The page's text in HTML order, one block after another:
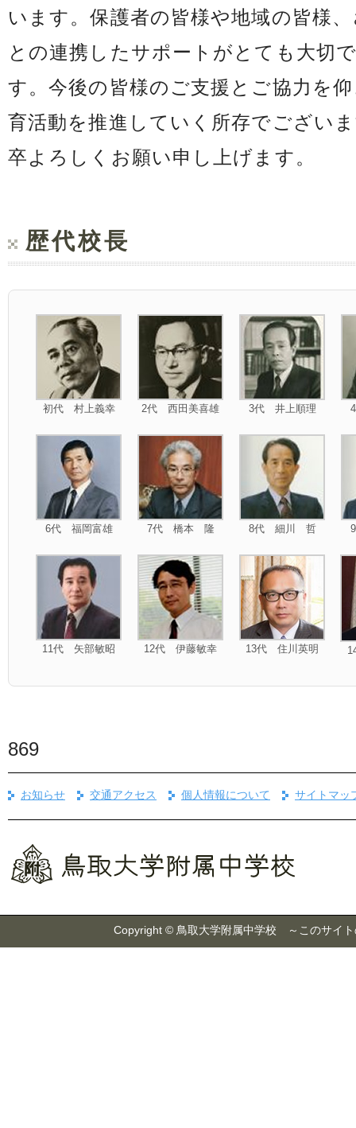
います。保護者の皆様や地域の皆様
との連携したサポートがとても大切
す。今後の皆様のご支援とご協力を
育活動を推進していく所存でござい
卒よろしくお願い申し上げます。
歴代校長
初代 村上義幸 2代 西田美喜雄 3代 井上順理
6代 福岡富雄 7代 橋本 隆 8代 細川 哲
11代 矢部敏昭 12代 伊藤敏幸 13代 住川英明
869
お知らせ 交通アクセス 個人情報について サイトマッ
Copyright © 鳥取大学附属中学校 ～このサイト